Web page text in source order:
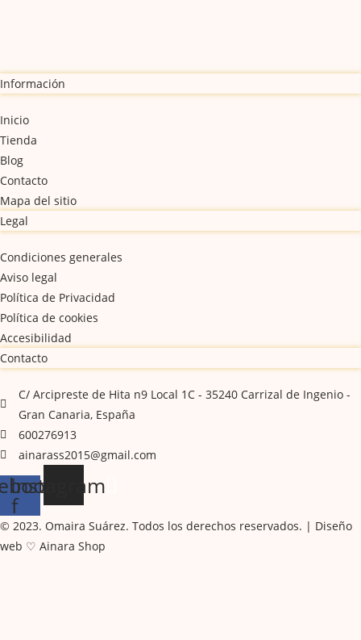
Información
Inicio
Tienda
Blog
Contacto
Mapa del sitio
Legal
Condiciones generales
Aviso legal
Política de Privacidad
Política de cookies
Accesibilidad
Contacto
C/ Arcipreste de Hita n9 Local 1C - 35240 Carrizal de Ingenio -
Gran Canaria, España
600276913
ainarass2015@gmail.com
f
Instagram
© 2023. Omaira Suárez. Todos los derechos reservados. | Diseño
web ♡ Ainara Shop